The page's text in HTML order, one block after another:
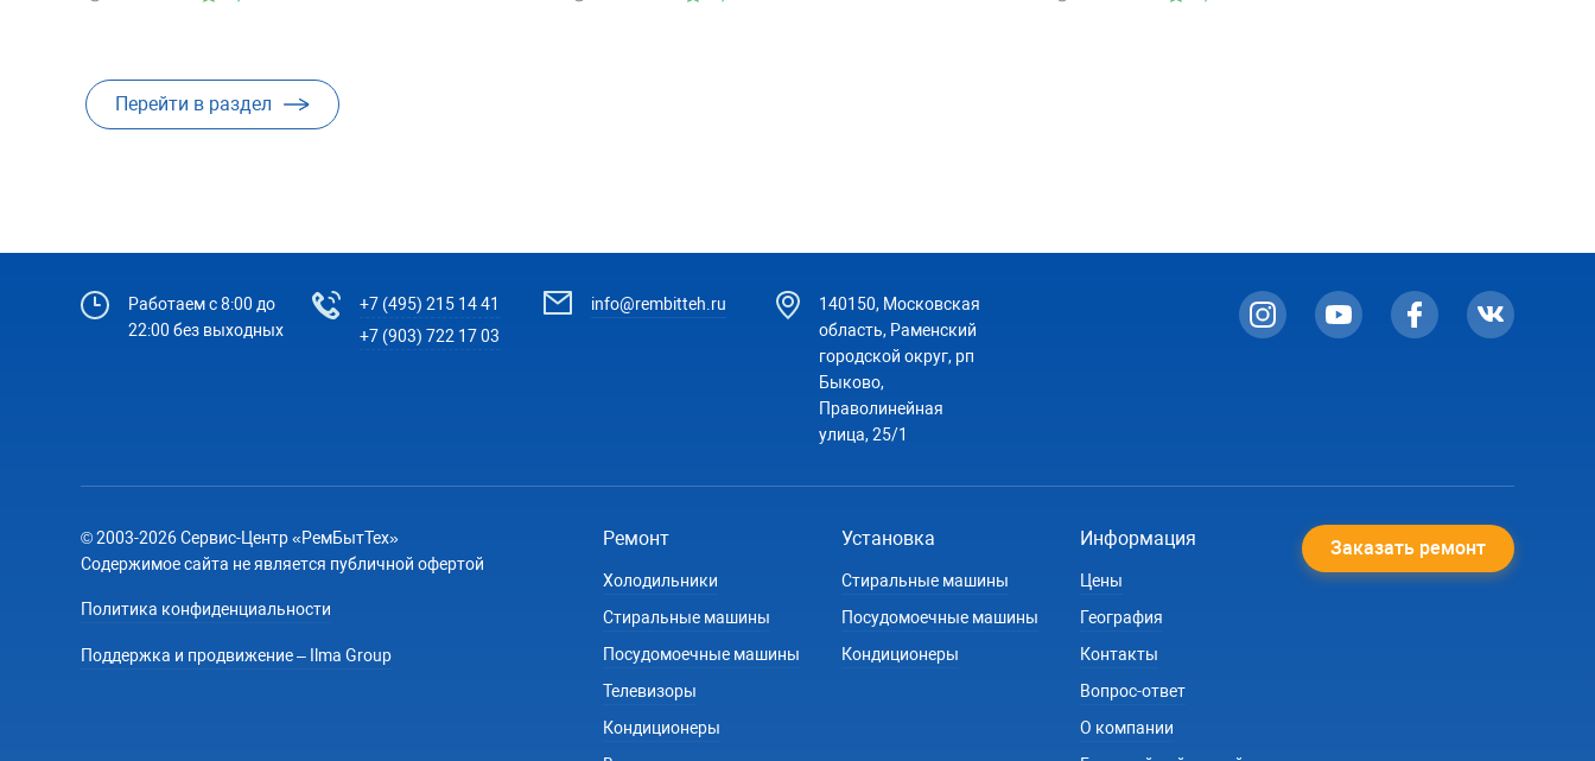
Перейти в раздел
Работаем с 8:00 до
22:00 без выходных
+7 (495) 215 14 41
+7 (903) 722 17 03
info@rembitteh.ru
140150, Московская
область, Раменский
городской округ, рп
Быково,
Праволинейная
улица, 25/1
© 2003-2026 Сервис-Центр «РемБытТех»
Содержимое сайта не является публичной офертой
Политика конфиденциальности
Поддержка и продвижение – Ilma Group
Ремонт
Холодильники
Стиральные машины
Посудомоечные машины
Телевизоры
Кондиционеры
Установка
Стиральные машины
Посудомоечные машины
Кондиционеры
Информация
Цены
География
Контакты
Вопрос-ответ
О компании
Заказать ремонт